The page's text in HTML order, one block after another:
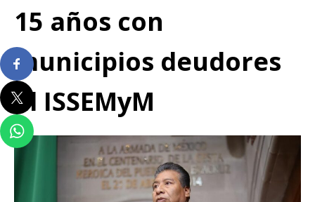
15 años con
municipios deudores
al ISSEMyM